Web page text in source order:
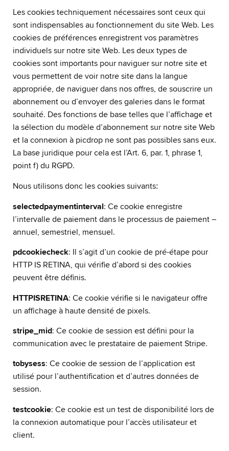
Les cookies techniquement nécessaires sont ceux qui
sont indispensables au fonctionnement du site Web. Les
cookies de préférences enregistrent vos paramètres
individuels sur notre site Web. Les deux types de
cookies sont importants pour naviguer sur notre site et
vous permettent de voir notre site dans la langue
appropriée, de naviguer dans nos offres, de souscrire un
abonnement ou d’envoyer des galeries dans le format
souhaité. Des fonctions de base telles que l’affichage et
la sélection du modèle d’abonnement sur notre site Web
et la connexion à picdrop ne sont pas possibles sans eux.
La base juridique pour cela est l’Art. 6, par. 1, phrase 1,
point f) du RGPD.
Nous utilisons donc les cookies suivants:
selectedpaymentinterval: Ce cookie enregistre
l’intervalle de paiement dans le processus de paiement –
annuel, semestriel, mensuel.
pdcookiecheck: Il s’agit d’un cookie de pré-étape pour
HTTP IS RETINA, qui vérifie d’abord si des cookies
peuvent être définis.
HTTPISRETINA: Ce cookie vérifie si le navigateur offre
un affichage à haute densité de pixels.
stripe_mid: Ce cookie de session est défini pour la
communication avec le prestataire de paiement Stripe.
tobysess: Ce cookie de session de l’application est
utilisé pour l’authentification et d’autres données de
session.
testcookie: Ce cookie est un test de disponibilité lors de
la connexion automatique pour l’accès utilisateur et
client.